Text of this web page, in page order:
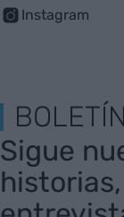
Instagram
BOLETÍN
Sigue